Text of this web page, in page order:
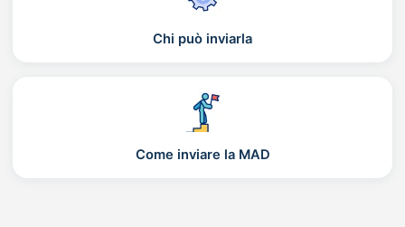
Chi può inviarla
Come inviare la MAD